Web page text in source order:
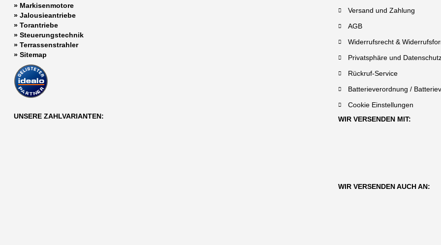
» Markisenmotore
»Jalousieantriebe
»Torantriebe
» Steuerungstechnik
»Terrassenstrahler
»Sitemap
Versand und Zahlung
AGB
Widerrufsrecht &
Privatsphäre und
Rückruf-Service
Batterieverordnung /
Cookie Einstellungen
UNSERE ZAHLVARIANTEN:
WIR VERSENDEN MIT:
WIR VERSENDEN AUCH AN: